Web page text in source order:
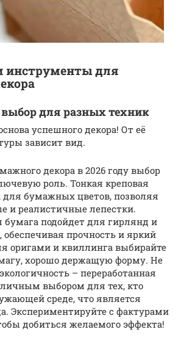
инструменты для
для разных техник
успешного декора! От её
зависит вид.
декора в 2026 году выбор
роль. Тонкая креповая
для бумажных цветов, позволяя
и реалистичные лепестки.
бумага подойдет для гирлянд и
прочность и яркий
оригами и квиллинга выбирайте
хорошо держащую форму. Не
– переработанная
выбором для тех, кто
среде, что является
Экспериментируйте с фактурами
добиться желаемого эффекта!